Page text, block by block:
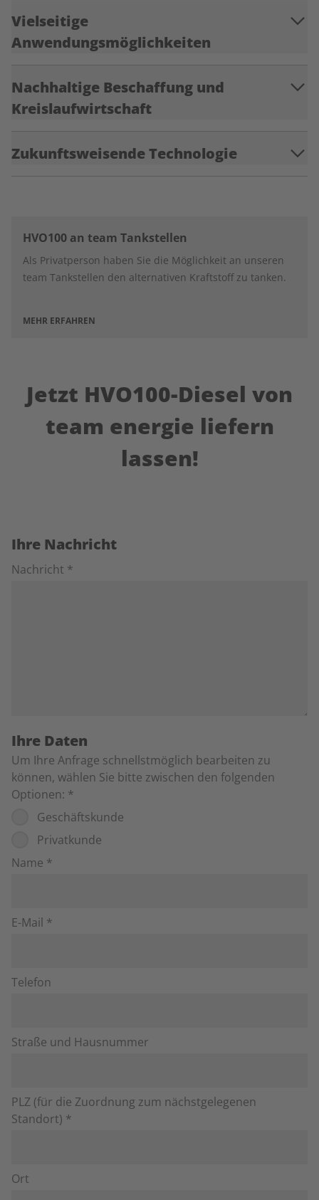
Vielseitige
Anwendungsmöglichkeiten
Nachhaltige Beschaffung und
Kreislaufwirtschaft
Zukunftsweisende Technologie
HVO100 an team Tankstellen
Als Privatperson haben Sie die Möglichkeit an unseren
team Tankstellen den alternativen Kraftstoff zu tanken.
MEHR ERFAHREN
Jetzt HVO100-Diesel von
team energie liefern
lassen!
Ihre Nachricht
Nachricht *
Ihre Daten
Um Ihre Anfrage schnellstmöglich bearbeiten zu
können, wählen Sie bitte zwischen den folgenden
Optionen: *
Geschäftskunde
Privatkunde
Name *
E-Mail *
Telefon
Straße und Hausnummer
PLZ (für die Zuordnung zum nächstgelegenen
Standort) *
Ort